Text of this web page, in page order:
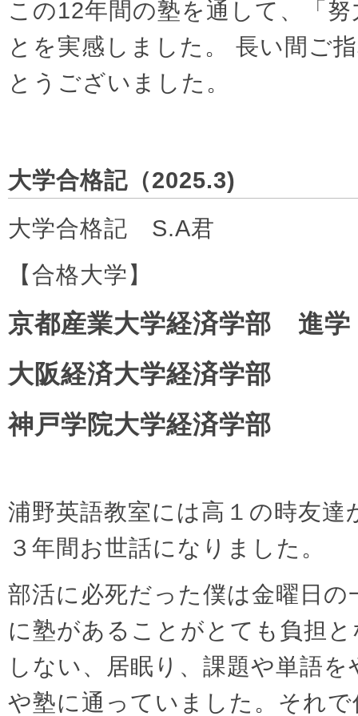
この12年間の塾を通して、「
とを実感しました。 長い間ご
とうございました。
大学合格記（2025.3)
大学合格記 S.A君
【合格大学】
京都産業大学経済学部 進学
大阪経済大学経済学部
神戸学院大学経済学部
浦野英語教室には高１の時友達
３年間お世話になりました。
部活に必死だった僕は金曜日の
に塾があることがとても負担
しない、居眠り、課題や単語
や塾に通っていました。それ